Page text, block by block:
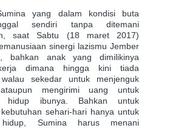
yang dalam kondisi buta
sendiri tanpa ditemani
saat Sabtu (18 maret 2017)
sinergi lazismu Jember
bahkan anak yang dimilikinya
dimana hingga kini tiada
sekedar untuk menjenguk
mengirimi uang untuk
hidup ibunya. Bahkan untuk
sehari-hari hanya untuk
hidup, Sumina harus menani